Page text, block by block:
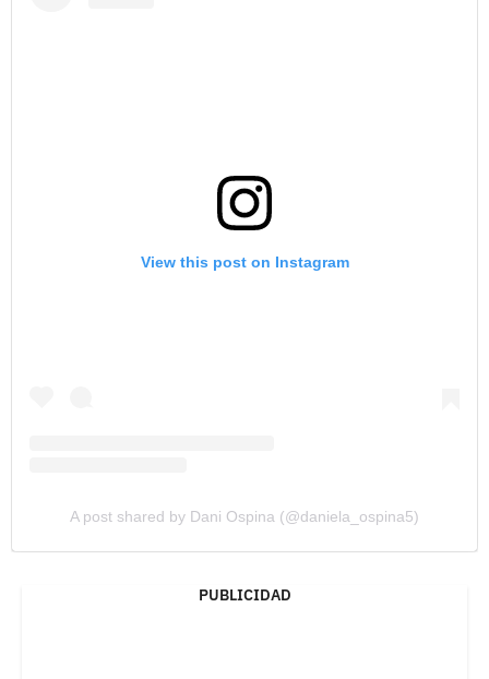
View this post on Instagram
A post shared by Dani Ospina (@daniela_ospina5)
PUBLICIDAD